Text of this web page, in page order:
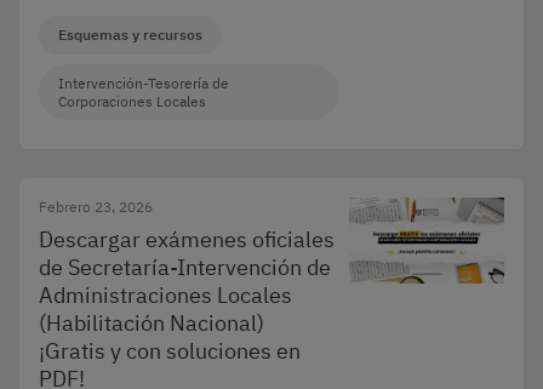
Esquemas y recursos
Intervención-Tesorería de
Corporaciones Locales
Febrero 23, 2026
Descargar exámenes oficiales
de Secretaría-Intervención de
Administraciones Locales
(Habilitación Nacional)
¡Gratis y con soluciones en
PDF!